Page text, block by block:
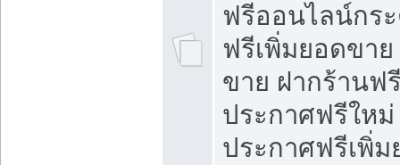
ฟรีออนไลน์กร
ฟรีเพิ่มยอดขา
ขาย ฝากร้านฟ
ประกาศฟรีใหม่
ประกาศฟรีเพิ่